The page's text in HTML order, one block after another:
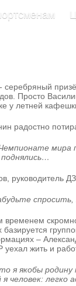
Просто
у летней
радостно
мира
руководитель
спросить,
–
жить и
я якобы
легко